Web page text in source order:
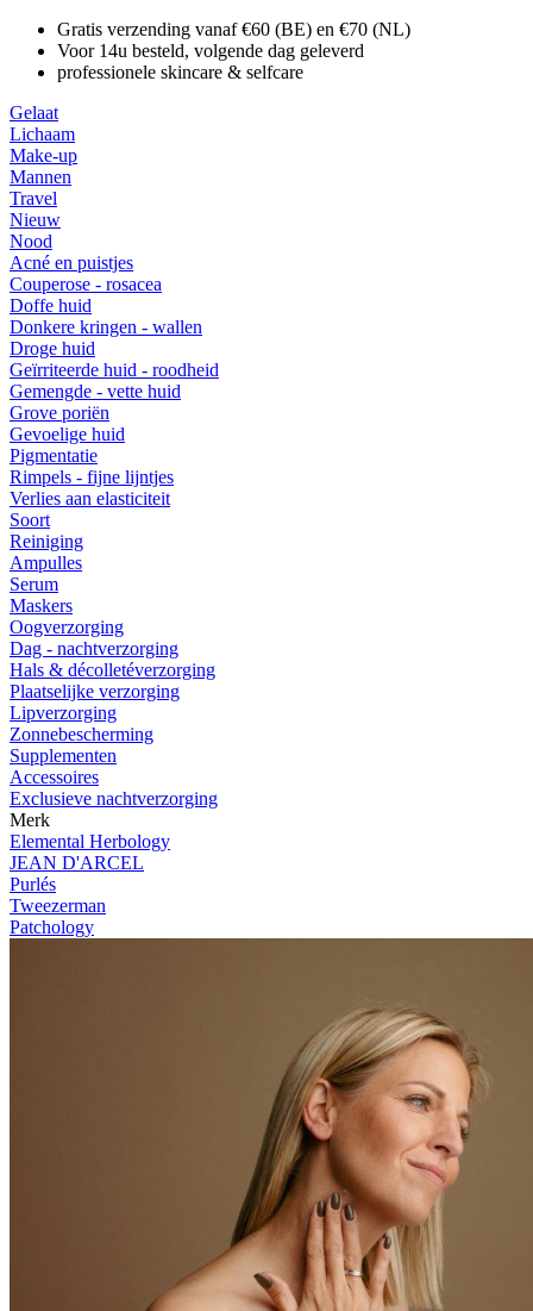
Gratis verzending vanaf €60 (BE) en €70 (NL)
Voor 14u besteld, volgende dag geleverd
professionele skincare & selfcare
Gelaat
Lichaam
Make-up
Mannen
Travel
Nieuw
Nood
Acné en puistjes
Couperose - rosacea
Doffe huid
Donkere kringen - wallen
Droge huid
Geïrriteerde huid - roodheid
Gemengde - vette huid
Grove poriën
Gevoelige huid
Pigmentatie
Rimpels - fijne lijntjes
Verlies aan elasticiteit
Soort
Reiniging
Ampulles
Serum
Maskers
Oogverzorging
Dag - nachtverzorging
Hals & décolletéverzorging
Plaatselijke verzorging
Lipverzorging
Zonnebescherming
Supplementen
Accessoires
Exclusieve nachtverzorging
Merk
Elemental Herbology
JEAN D'ARCEL
Purlés
Tweezerman
Patchology